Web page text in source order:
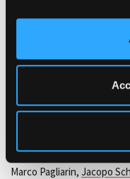
Francesca Laura
Giulia Scintu(DOP)
Marco Pagliarin, Jacopo